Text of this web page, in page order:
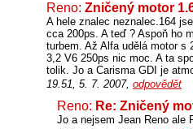
Reno: Zničený motor
A hele znalec neznalec.164
cca 200ps. A teď ? Aspoň ho
turbem. Až Alfa udělá motor
3,2 V6 250ps nic moc. A ta
tolik. Jo a Carisma GDI je
19.51, 5. 7. 2007, odpovědět
Reno: Re: Zničený
Jo a nejsem Jean Reno ale